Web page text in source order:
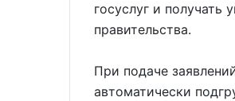
госуслуг и получать
правительства.
При подаче
автоматически